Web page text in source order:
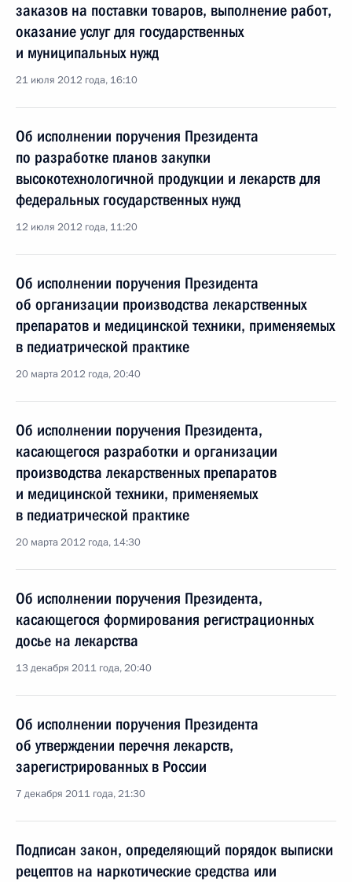
заказов на поставки товаров, выполнение работ,
оказание услуг для государственных
и муниципальных нужд
21 июля 2012 года, 16:10
Об исполнении поручения Президента
по разработке планов закупки
высокотехнологичной продукции и лекарств для
федеральных государственных нужд
12 июля 2012 года, 11:20
Об исполнении поручения Президента
об организации производства лекарственных
препаратов и медицинской техники, применяемых
в педиатрической практике
20 марта 2012 года, 20:40
Об исполнении поручения Президента,
касающегося разработки и организации
производства лекарственных препаратов
и медицинской техники, применяемых
в педиатрической практике
20 марта 2012 года, 14:30
Об исполнении поручения Президента,
касающегося формирования регистрационных
досье на лекарства
13 декабря 2011 года, 20:40
Об исполнении поручения Президента
об утверждении перечня лекарств,
зарегистрированных в России
7 декабря 2011 года, 21:30
Подписан закон, определяющий порядок выписки
рецептов на наркотические средства или